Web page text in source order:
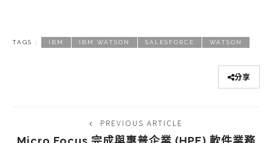
TAGS : IBM IBM WATSON SALESFORCE WATSON
分享
PREVIOUS ARTICLE